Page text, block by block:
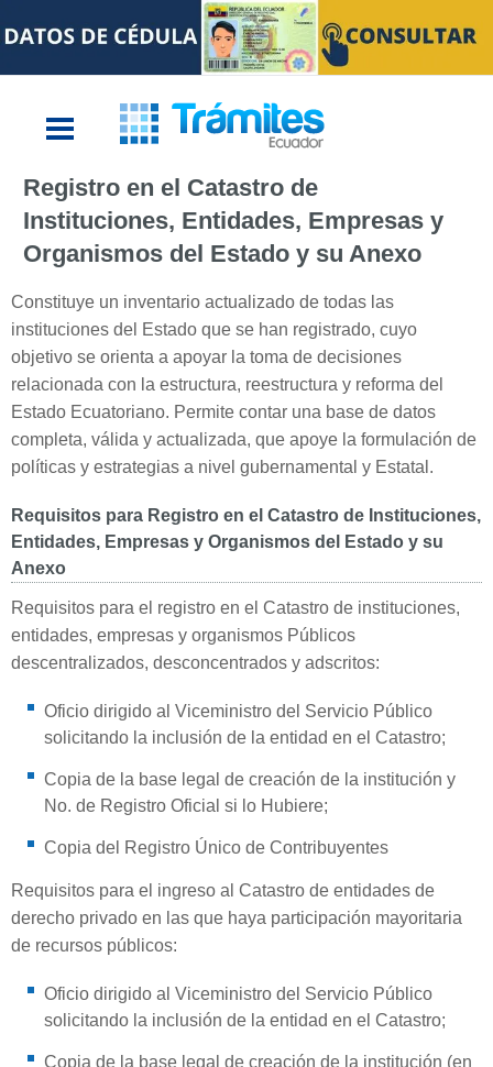
Registro en el Catastro de
Instituciones, Entidades, Empresas y
Organismos del Estado y su Anexo
Constituye un inventario actualizado de todas las
instituciones del Estado que se han registrado, cuyo
objetivo se orienta a apoyar la toma de decisiones
relacionada con la estructura, reestructura y reforma del
Estado Ecuatoriano. Permite contar una base de datos
completa, válida y actualizada, que apoye la formulación de
políticas y estrategias a nivel gubernamental y Estatal.
Requisitos para Registro en el Catastro de Instituciones,
Entidades, Empresas y Organismos del Estado y su
Anexo
Requisitos para el registro en el Catastro de instituciones,
entidades, empresas y organismos Públicos
descentralizados, desconcentrados y adscritos:
Oficio dirigido al Viceministro del Servicio Público
solicitando la inclusión de la entidad en el Catastro;
Copia de la base legal de creación de la institución y
No. de Registro Oficial si lo Hubiere;
Copia del Registro Único de Contribuyentes
Requisitos para el ingreso al Catastro de entidades de
derecho privado en las que haya participación mayoritaria
de recursos públicos:
Oficio dirigido al Viceministro del Servicio Público
solicitando la inclusión de la entidad en el Catastro;
Copia de la base legal de creación de la institución (en